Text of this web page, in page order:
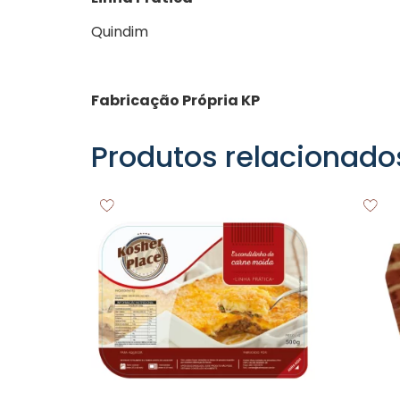
Quindim
Fabricação Própria KP
Produtos